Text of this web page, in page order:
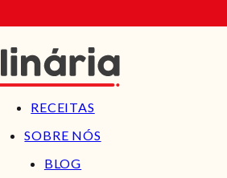
RECEITAS
SOBRE NÓS
BLOG